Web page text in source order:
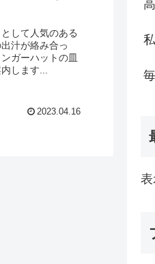
して人気のある
汁が絡み合っ
ガーハットの皿
します...
2023.04.16
表